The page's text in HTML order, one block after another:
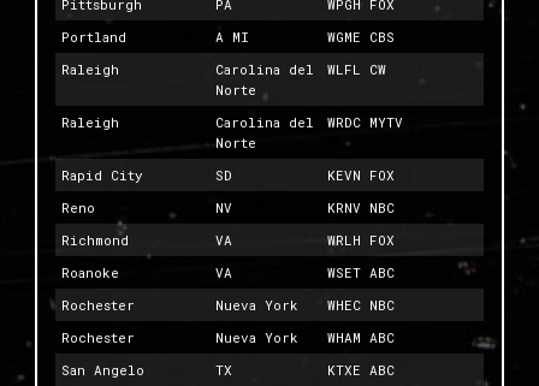
Pittsburgh PA
WPGH FOX
Portland
A MI
WGME CBS
Raleigh
Carolina del
Norte
WLFL CW
Raleigh
Carolina del
Norte
WRDC MYTV
Rapid City SD
KEVN FOX
Reno
NV
KRNV NBC
Richmond
VA
WRLH FOX
Roanoke
VA
WSET ABC
Rochester
Nueva York
WHEC NBC
Rochester
Nueva York
WHAM ABC
San Angelo
TX
KTXE ABC